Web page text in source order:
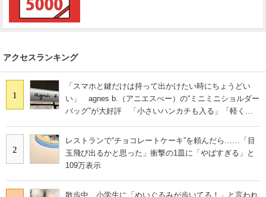
アクセスランキング
1
「スマホと鍵だけは持って出かけたい時にちょうどい
い」 agnes b.（アニエスべー）の“ミニミニショルダー
バッグ”が大好評 「小さいハンカチも入る」「軽くて
2
レストランで“チョコレートケーキ”を頼んだら……「目
玉飛び出るかと思った」衝撃の1皿に「やばすぎる」と
109万表示
散歩中、小学生に「ぬいぐるみが歩いてる！」と言われ